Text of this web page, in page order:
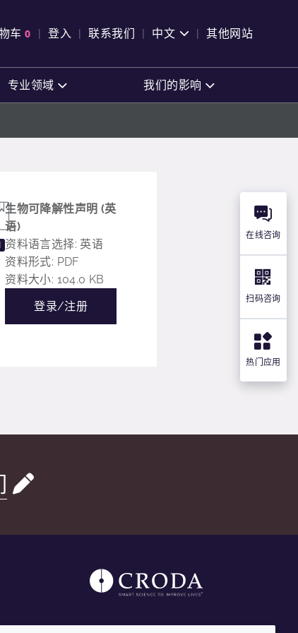
车 0
查看购物车
登入 联系我们 中文 其他网站
专业领域 我们的影响
生物可降解性声明 (英
语)
资料语言选择: 英语
资料形式: PDF
资料大小: 104.0 KB
登录/注册
在线咨询
扫码咨询
热门应用